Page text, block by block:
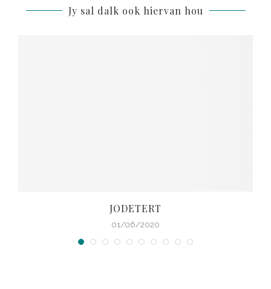
Jy sal dalk ook hiervan hou
JODETERT
01/06/2020